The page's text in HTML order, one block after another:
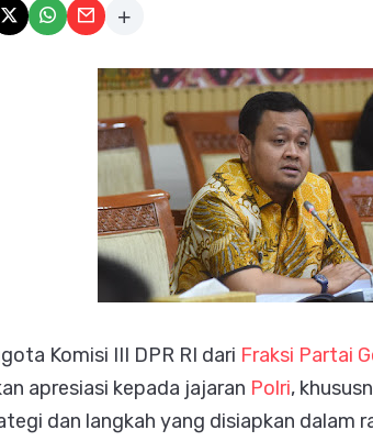
Komisi III DPR RI dari Fraksi Partai
apresiasi kepada jajaran Polri,
dan langkah yang disiapkan dalam